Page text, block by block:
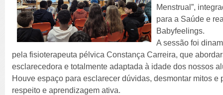
Menstrual”,
para a Saúde e
Babyfeelings.
A sessão foi
pela fisioterapeuta pélvica Constança Carreira, que
esclarecedora e totalmente adaptada à idade dos nossos
Houve espaço para esclarecer dúvidas, desmontar mitos
respeito e aprendizagem ativa.